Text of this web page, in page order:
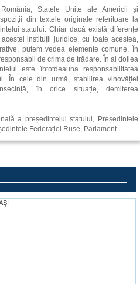
Statele Unite ale Americii și
din textele originale referitoare la
statului. Chiar dacă există diferențe
instituții juridice, cu toate acestea,
putem vedea elemente comune. În
de crima de trădare. În al doilea
este întotdeauna responsabilitatea
În cele din urmă, stabilirea vinovăției
în orice situație, demiterea
a președintelui statului, Președintele
Federației Ruse, Parlament.